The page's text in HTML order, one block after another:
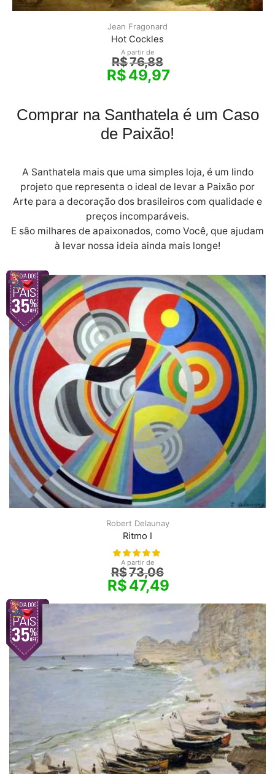
Jean Fragonard
Hot Cockles
A partir de
R$76,88
R$49,97
Comprar na Santhatela é um Caso
de Paixão!
A Santhatela mais que uma simples loja, é um lindo
projeto que representa o ideal de levar a Paixão por
Arte para a decoração dos brasileiros com qualidade e
preços incomparáveis.
E são milhares de apaixonados, como Você, que ajudam
à levar nossa ideia ainda mais longe!
Robert Delaunay
Ritmo I
A partir de
R$73,06
R$47,49